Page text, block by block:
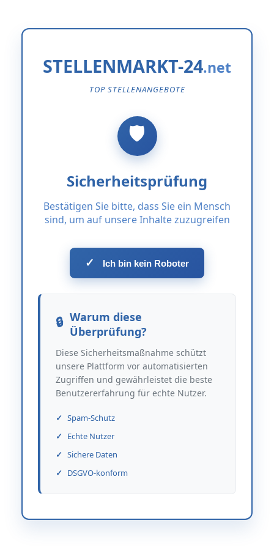
STELLENMARKT-24
TOP STELLENANGEBOTE
Sicherheitsprüfung
Bestätigen Sie bitte, dass Sie ein Mensch
sind, um auf unsere Inhalte zuzugreifen
✓ Ich bin kein Roboter
Warum diese
Überprüfung?
Diese Sicherheitsmaßnahme schützt
unsere Plattform vor automatisierten
Zugriffen und gewährleistet die beste
Benutzererfahrung für echte Nutzer.
Spam-Schutz
Echte Nutzer
Sichere Daten
DSGVO-konform